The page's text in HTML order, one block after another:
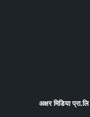
अक्षर मिडिया